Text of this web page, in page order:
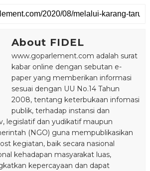
About FIDEL
www.goparlement.com adalah surat
kabar online dengan sebutan e-
paper yang memberikan informasi
sesuai dengan UU No.14 Tahun
2008, tentang keterbukaan infomasi
publik, terhadap instansi dan
legislatif dan yudikatif maupun
(NGO) guna mempublikasikan
kegiatan, baik secara nasional
kehadapan masyarakat luas,
kepercayaan dan dapat